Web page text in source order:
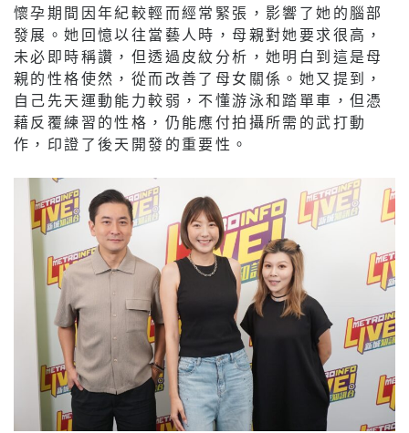
懷孕期間因年紀較輕而經常緊張，影響了她的腦部
發展。她回憶以往當藝人時，母親對她要求很高，
未必即時稱讚，但透過皮紋分析，她明白到這是母
親的性格使然，從而改善了母女關係。她又提到，
自己先天運動能力較弱，不懂游泳和踏單車，但憑
藉反覆練習的性格，仍能應付拍攝所需的武打動
作，印證了後天開發的重要性。